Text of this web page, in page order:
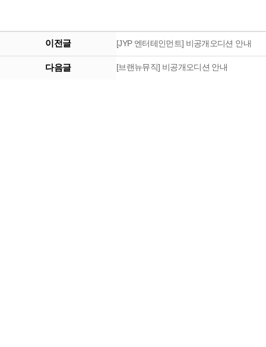
이전글 [JYP 엔터테인먼트] 비공개오디션 안내
다음글 [브랜뉴뮤직] 비공개오디션 안내